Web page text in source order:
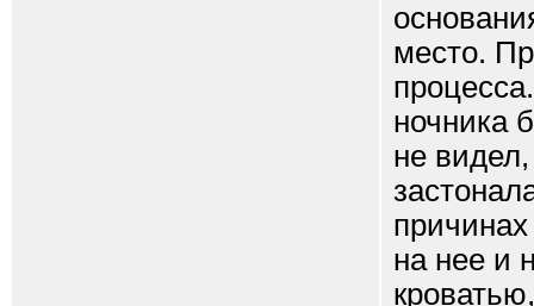
место.
ночника
не видел,
на нее и